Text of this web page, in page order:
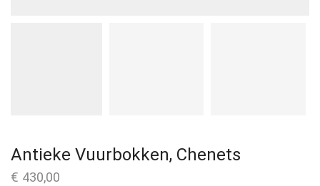
Antieke Vuurbokken, Chenets
€ 430,00